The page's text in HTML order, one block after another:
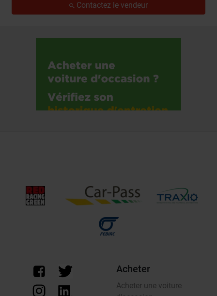
Contactez le vendeur
Acheter
Acheter une voiture